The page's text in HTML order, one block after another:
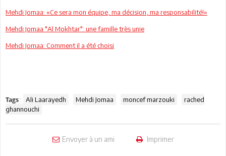
Mehdi Jomaa: «Ce sera mon équipe, ma décision, ma responsabilité!»
Mehdi Jomaa "Al Mokhtar": une famille très unie
Mehdi Jomaa: Comment il a été choisi
Tags : Ali Laarayedh Mehdi Jomaa moncef marzouki
rached
ghannouchi
Envoyer à un ami Imprimer